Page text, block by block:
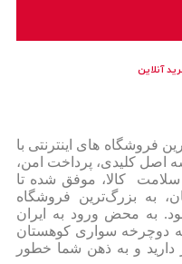
آنلاین
فروشگاه های اینترنتی با
سه اصل کلیدی، پرداخت امن،
کالا، موفق شده تا
به بزرگ‌ترین فروشگاه
به محض ورود به ایران‌
دوچرخه سواری کوهستان
دارید و به ذهن شما خطور